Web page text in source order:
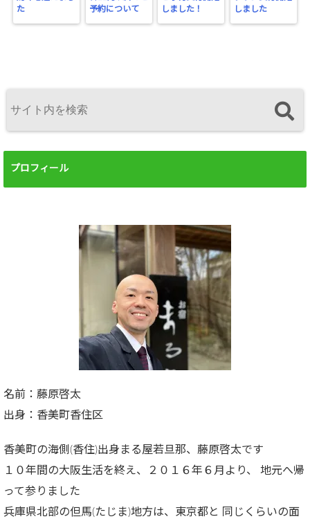
た
予約について
しました！
しました
プロフィール
名前：藤原啓太
出身：香美町香住区
香美町の海側(香住)出身まる屋若旦那、藤原啓太です
１０年間の大阪生活を終え、２０１６年６月より、 地元へ帰
って参りました
兵庫県北部の但馬(たじま)地方は、東京都と 同じくらいの面